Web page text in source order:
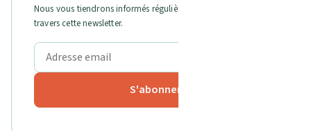
Nous vous tiendrons informés régulièrement de nos activités à
travers cette newsletter.
S'abonner